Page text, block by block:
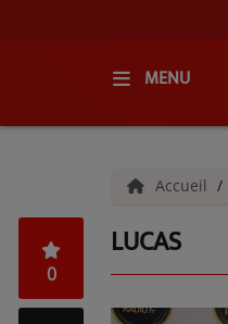
MENU
QUI SOMMES-NOUS ?
Accueil
LUCAS
0